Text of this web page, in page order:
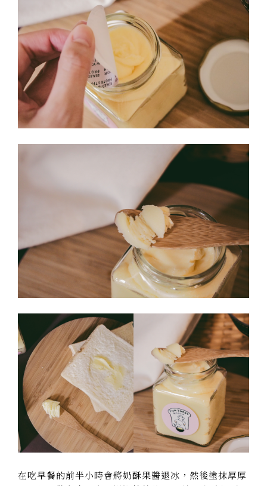
在吃早餐的前半小時會將奶酥果醬退冰，然後塗抹厚厚